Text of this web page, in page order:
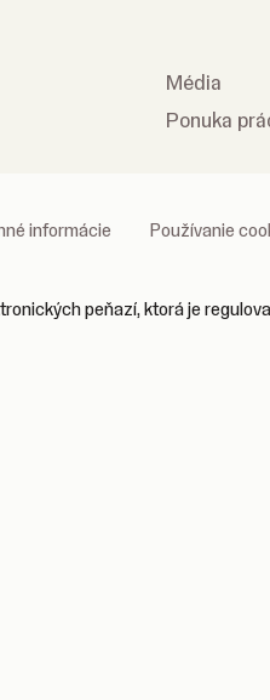
Média
Ponuka
informácie Používanie
peňazí, ktorá je